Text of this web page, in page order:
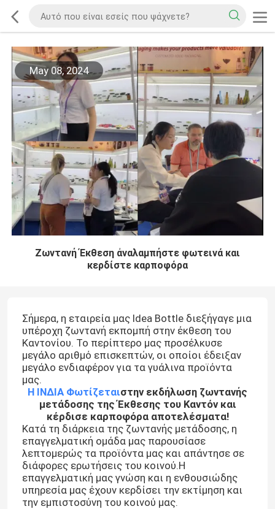
May 08, 2024
Ζωντανή Έκθεση ἀναλαμπήστε φωτεινά και
κερδίστε καρποφόρα
Σήμερα, η εταιρεία μας Idea Bottle διεξήγαγε μια
υπέροχη ζωντανή εκπομπή στην έκθεση του
Καντονίου. Το περίπτερο μας προσέλκυσε
μεγάλο αριθμό επισκεπτών, οι οποίοι έδειξαν
μεγάλο ενδιαφέρον για τα γυάλινα προϊόντα
μας.
Η ΙΝΔΙΑ Φωτίζεταιστην εκδήλωση ζωντανής
μετάδοσης της Έκθεσης του Καντόν και
κέρδισε καρποφόρα αποτελέσματα!
Κατά τη διάρκεια της ζωντανής μετάδοσης, η
επαγγελματική ομάδα μας παρουσίασε
λεπτομερώς τα προϊόντα μας και απάντησε σε
διάφορες ερωτήσεις του κοινού.Η
επαγγελματική μας γνώση και η ενθουσιώδης
υπηρεσία μας έχουν κερδίσει την εκτίμηση και
την εμπιστοσύνη του κοινού μας.